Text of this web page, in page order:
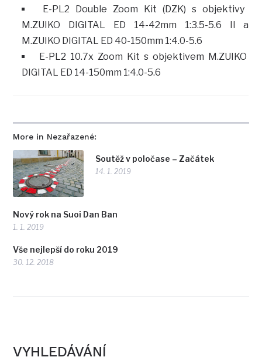
More in Nezařazené:
Soutěž v poločase – Začátek
14. 1. 2019
Nový rok na Suoi Dan Ban
1. 1. 2019
Vše nejlepší do roku 2019
30. 12. 2018
E-PL2 Double Zoom Kit (DZK) s objektivy
M.ZUIKO DIGITAL ED 14-42mm 1:3.5-5.6 II a
M.ZUIKO DIGITAL ED 40-150mm 1:4.0-5.6
E-PL2 10.7x Zoom Kit s objektivem M.ZUIKO
DIGITAL ED 14-150mm 1:4.0-5.6
VYHLEDÁVÁNÍ